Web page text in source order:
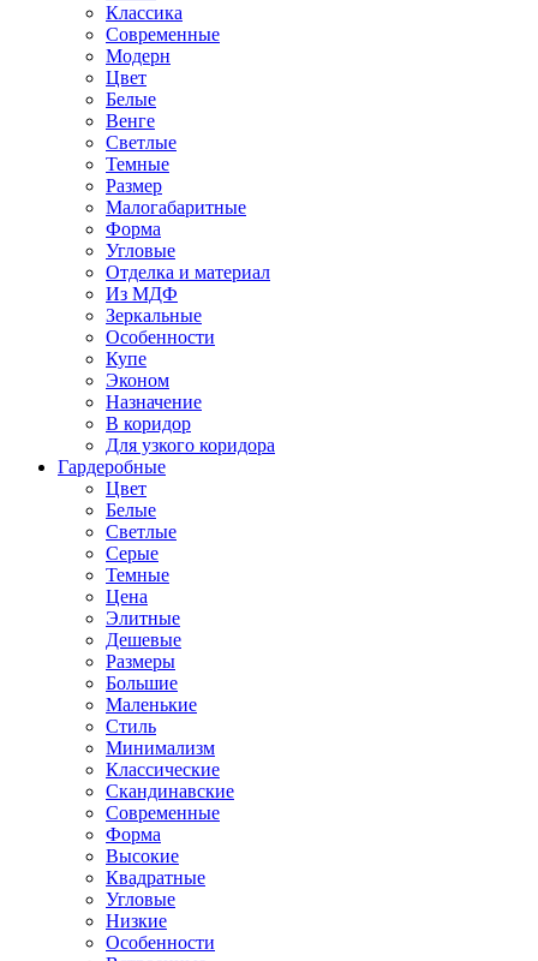
Классика
Современные
Модерн
Цвет
Белые
Венге
Светлые
Темные
Размер
Малогабаритные
Форма
Угловые
Отделка и материал
Из МДФ
Зеркальные
Особенности
Купе
Эконом
Назначение
В коридор
Для узкого коридора
Гардеробные
Цвет
Белые
Светлые
Серые
Темные
Цена
Элитные
Дешевые
Размеры
Большие
Маленькие
Стиль
Минимализм
Классические
Скандинавские
Современные
Форма
Высокие
Квадратные
Угловые
Низкие
Особенности